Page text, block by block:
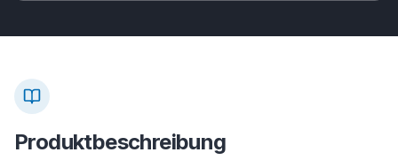
Produktbeschreibung